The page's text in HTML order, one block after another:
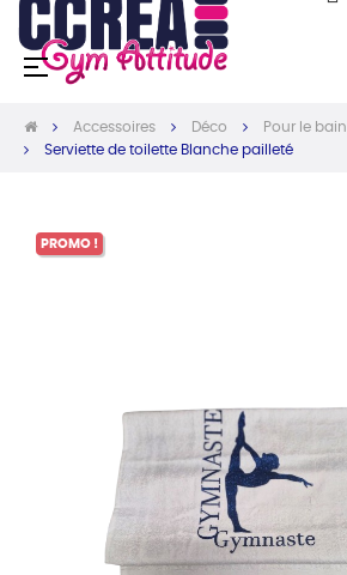
Basculer
☰
Accessoires Déco Pour le bain
Serviette de toilette Blanche pailleté
PROMO !